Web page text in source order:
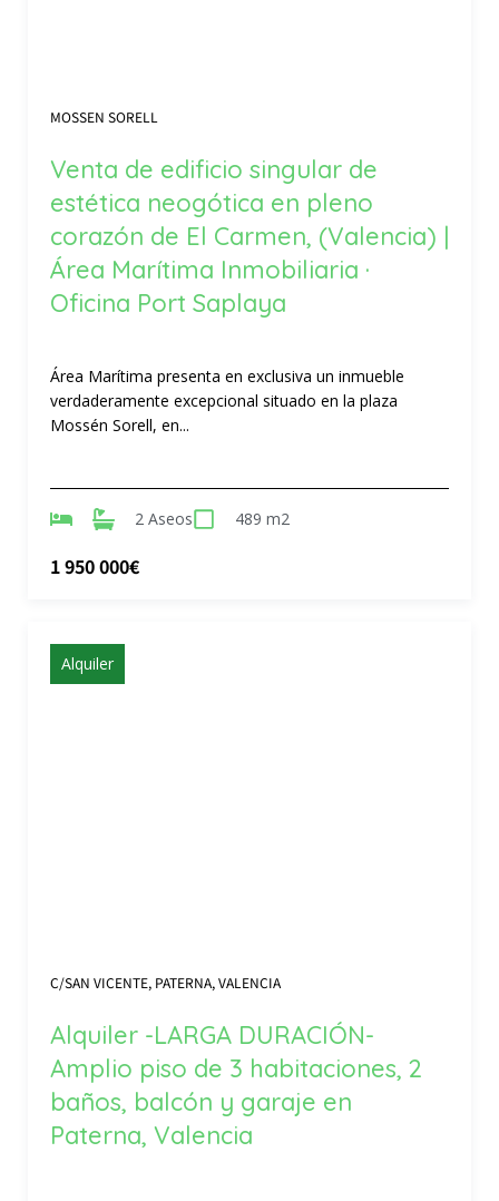
MOSSEN SORELL
Venta de edificio singular de
estética neogótica en pleno
corazón de El Carmen, (Valencia) |
Área Marítima Inmobiliaria ·
Oficina Port Saplaya
Área Marítima presenta en exclusiva un inmueble
verdaderamente excepcional situado en la plaza
Mossén Sorell, en...
2 Aseos 489 m2
1 950 000€
Alquiler
C/SAN VICENTE, PATERNA, VALENCIA
Alquiler -LARGA DURACIÓN-
Amplio piso de 3 habitaciones, 2
baños, balcón y garaje en
Paterna, Valencia